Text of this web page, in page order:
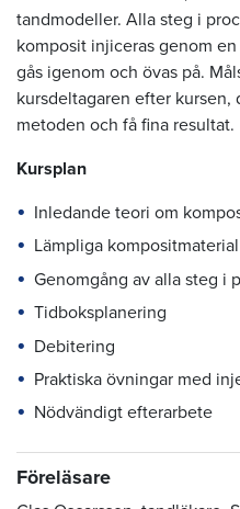
tandmodeller. Alla steg i
komposit injiceras genom
gås igenom och övas på.
kursdeltagaren efter kursen,
metoden och få fina resultat.
Kursplan
Inledande teori om
Lämpliga kompositmaterial
Genomgång av alla steg i
Tidboksplanering
Debitering
Praktiska övningar med
Nödvändigt efterarbete
Föreläsare